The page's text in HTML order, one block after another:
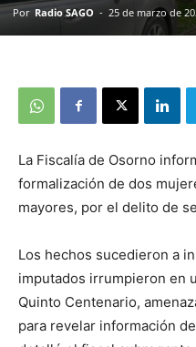
Por Radio SAGO - 25 de marzo de
La Fiscalía de Osorno
formalización de dos
mayores, por el delito de
Los hechos sucedieron a
imputados irrumpieron en
Quinto Centenario,
para revelar información